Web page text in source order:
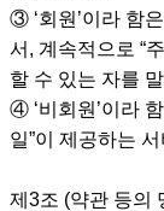
③ ‘회원’이라 함
서, 계속적으로 “
할 수 있는 자를
④ ‘비회원’이라
일”이 제공하는
제3조 (약관 등의